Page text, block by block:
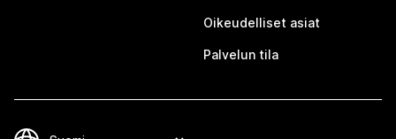
Oikeudelliset asiat
Palvelun tila